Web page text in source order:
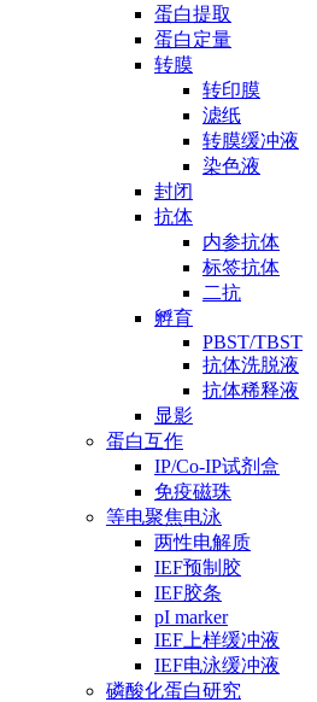
蛋白提取
蛋白定量
转膜
转印膜
滤纸
转膜缓冲液
染色液
封闭
抗体
内参抗体
标签抗体
二抗
孵育
PBST/TBST
抗体洗脱液
抗体稀释液
显影
蛋白互作
IP/Co-IP试剂盒
免疫磁珠
等电聚焦电泳
两性电解质
IEF预制胶
IEF胶条
pI marker
IEF上样缓冲液
IEF电泳缓冲液
磷酸化蛋白研究